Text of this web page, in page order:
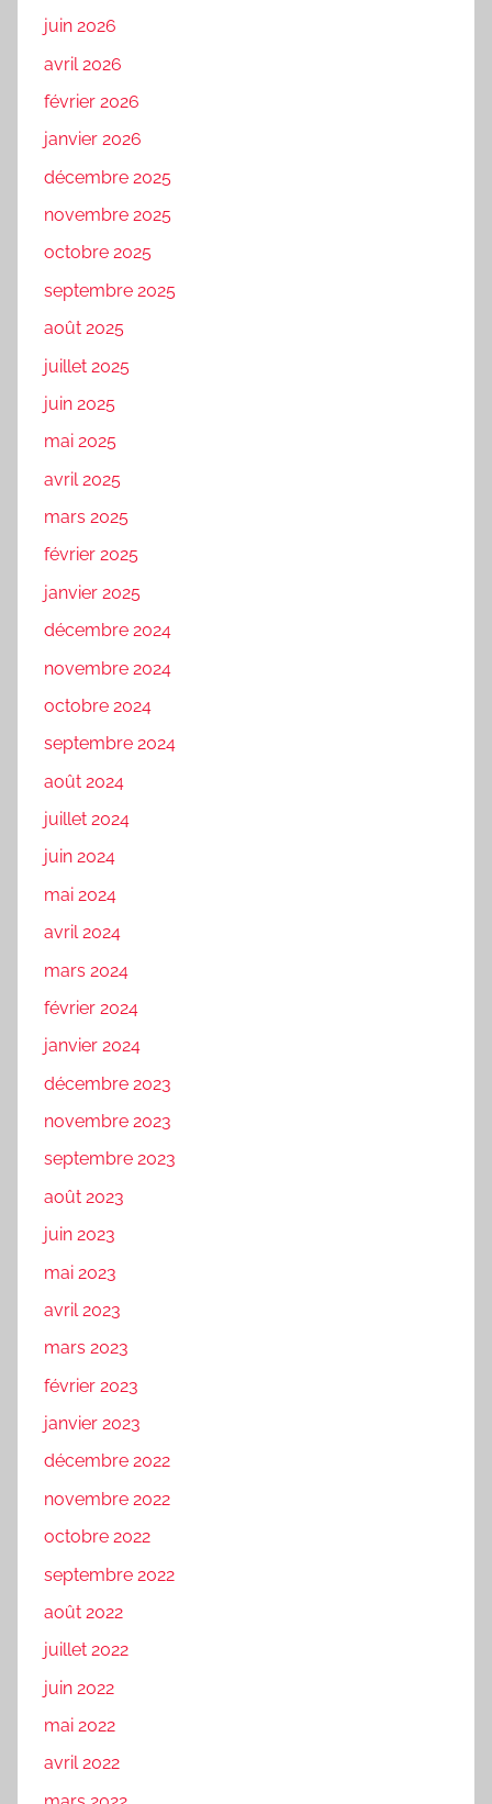
juin 2026
avril 2026
février 2026
janvier 2026
décembre 2025
novembre 2025
octobre 2025
septembre 2025
août 2025
juillet 2025
juin 2025
mai 2025
avril 2025
mars 2025
février 2025
janvier 2025
décembre 2024
novembre 2024
octobre 2024
septembre 2024
août 2024
juillet 2024
juin 2024
mai 2024
avril 2024
mars 2024
février 2024
janvier 2024
décembre 2023
novembre 2023
septembre 2023
août 2023
juin 2023
mai 2023
avril 2023
mars 2023
février 2023
janvier 2023
décembre 2022
novembre 2022
octobre 2022
septembre 2022
août 2022
juillet 2022
juin 2022
mai 2022
avril 2022